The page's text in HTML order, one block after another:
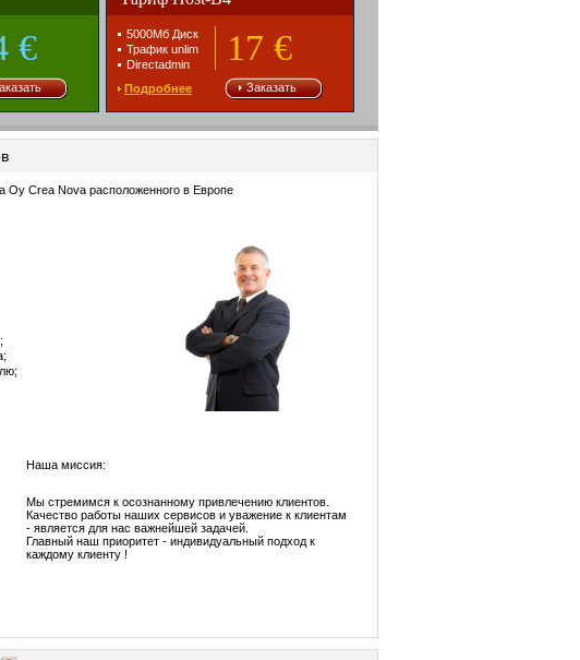
€
5000Mб Диск
Трафик unlim
Directadmin
17 €
Подробнее Заказать
Oy Crea Nova расположенного в Европе
Наша миссия:
Мы стремимся к осознанному привлечению клиентов.
Качество работы наших сервисов и уважение к клиентам
- является для нас важнейшей задачей.
Главный наш приоритет - индивидуальный подход к
каждому клиенту !